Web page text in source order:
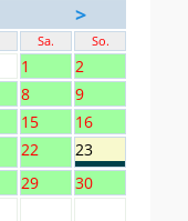
>
Sa. So.
1
2
8
9
15
16
22
23
29
30